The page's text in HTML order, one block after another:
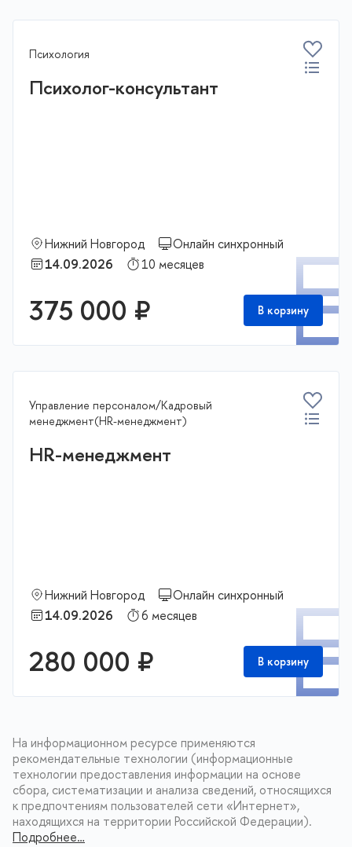
Психология
Психолог-консультант
Нижний Новгород
Онлайн синхронный
14.09.2026
10 месяцев
375 000 ₽ В корзину
Управление персоналом/Кадровый
менеджмент(HR-менеджмент)
HR-менеджмент
Нижний Новгород
Онлайн синхронный
14.09.2026
6 месяцев
280 000 ₽ В корзину
На информационном ресурсе применяются
рекомендательные технологии (информационные
технологии предоставления информации на основе
сбора, систематизации и анализа сведений, относящихся
к предпочтениям пользователей сети «Интернет»,
находящихся на территории Российской Федерации).
Подробнее…